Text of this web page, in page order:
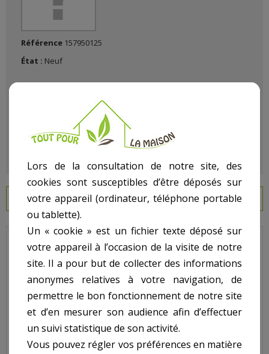
Référence 157950125
État : Neuf
EN SAVOIR PLUS
PRODUIT OBSOLETE
Jupiter Titan - Pour Vanne Jupiter Titan - N° 4 - Joint d'étanchéité
de dessus de vanne 1,5 pouce
Code : 101D203
Lors de la consultation de notre site, des
cookies sont susceptibles d’être déposés sur
votre appareil (ordinateur, téléphone portable
ou tablette).
Un « cookie » est un fichier texte déposé sur
votre appareil à l’occasion de la visite de notre
site. Il a pour but de collecter des informations
anonymes relatives à votre navigation, de
permettre le bon fonctionnement de notre site
et d’en mesurer son audience afin d’effectuer
un suivi statistique de son activité.
Vous pouvez régler vos préférences en matière